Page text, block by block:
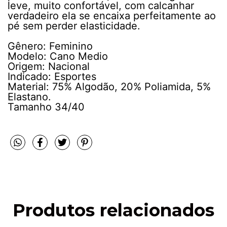
leve, muito confortável, com calcanhar
verdadeiro ela se encaixa perfeitamente ao
pé sem perder elasticidade.
Gênero: Feminino
Modelo: Cano Medio
Origem: Nacional
Indicado: Esportes
Material: 75% Algodão, 20% Poliamida, 5%
Elastano.
Tamanho 34/40
Produtos relacionados